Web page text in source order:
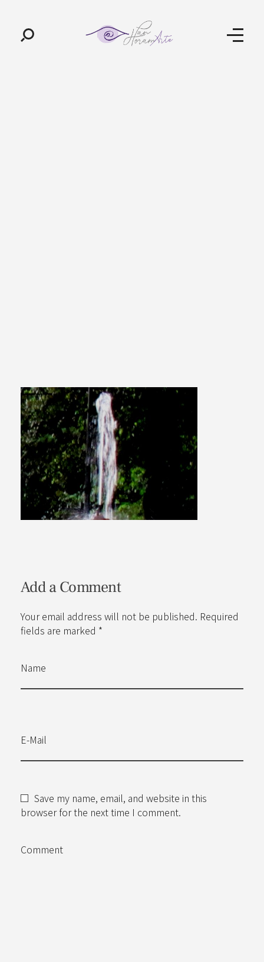
Add a Comment
Your email address will not be published. Required
fields are marked *
Name
E-Mail
Save my name, email, and website in this
browser for the next time I comment.
Comment